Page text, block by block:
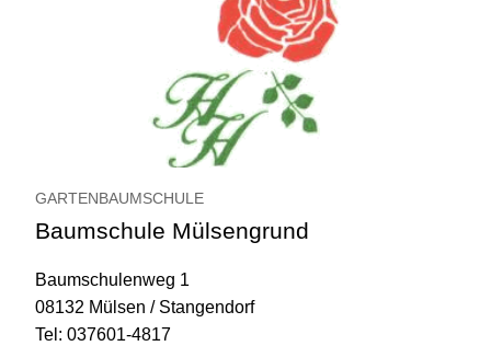
GARTENBAUMSCHULE
Baumschule Mülsengrund
Baumschulenweg 1
08132 Mülsen / Stangendorf
Tel: 037601-4817